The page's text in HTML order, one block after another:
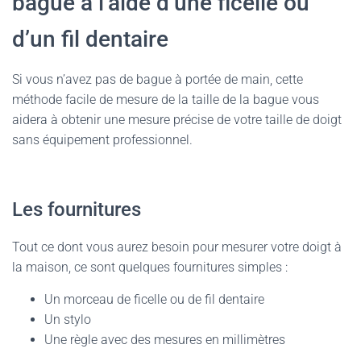
d’un fil dentaire
Si vous n’avez pas de bague à portée de main, cette
méthode facile de mesure de la taille de la bague vous
aidera à obtenir une mesure précise de votre taille de doigt
sans équipement professionnel.
Les fournitures
Tout ce dont vous aurez besoin pour mesurer votre doigt à
la maison, ce sont quelques fournitures simples :
Un morceau de ficelle ou de fil dentaire
Un stylo
Une règle avec des mesures en millimètres